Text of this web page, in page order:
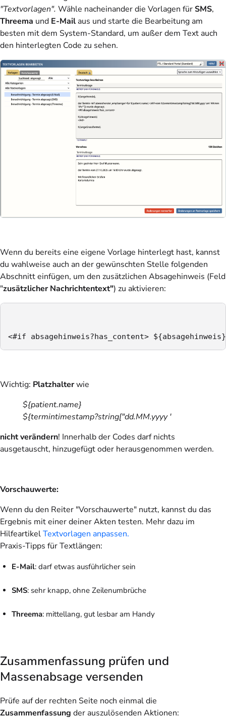
"Textvorlagen". Wähle nacheinander die Vorlagen fürSMS,
Threema und E-Mail aus und starte die Bearbeitung am
besten mit dem System-Standard, um außer dem Text auch
den hinterlegten Code zu sehen.
Wenn du bereits eine eigene Vorlage hinterlegt hast, kannst
du wahlweise auch an der gewünschten Stelle folgenden
Abschnitt einfügen, um den zusätzlichen Absagehinweis (Feld
"zusätzlicher Nachrichtentext") zu aktivieren:
<#if absagehinweis?has_content>
Wichtig: Platzhalterwie
${patient.name}
${termintimestamp?string["dd.MM.yyyy '
nicht verändern! Innerhalb der Codes darf nichts
ausgetauscht, hinzugefügt oder herausgenommen werden.
Vorschauwerte:
Wenn du den Reiter "Vorschauwerte" nutzt, kannst du das
Ergebnis mit einer deiner Akten testen. Mehr dazu im
HilfeartikelTextvorlagen anpassen.
Praxis-Tipps für Textlängen:
E-Mail: darf etwas ausführlicher sein
SMS: sehr knapp, ohne Zeilenumbrüche
Threema: mittellang, gut lesbar am Handy
Zusammenfassung prüfen und
Massenabsage versenden
Prüfe auf der rechten Seite noch einmal die
Zusammenfassung der auszulösenden Aktionen: